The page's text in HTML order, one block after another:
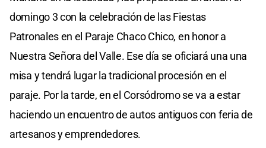
domingo 3 con la celebración de las Fiestas
Patronales en el Paraje Chaco Chico, en honor a
Nuestra Señora del Valle. Ese día se oficiará una una
misa y tendrá lugar la tradicional procesión en el
paraje. Por la tarde, en el Corsódromo se va a estar
haciendo un encuentro de autos antiguos con feria de
artesanos y emprendedores.